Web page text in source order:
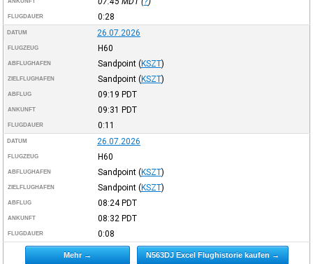
FLUGDAUER 0:28
DATUM 26.07.2026
FLUGZEUG H60
ABFLUGHAFEN Sandpoint (KSZT)
ZIELFLUGHAFEN Sandpoint (KSZT)
ABFLUG 09:19 PDT
ANKUNFT 09:31 PDT
FLUGDAUER 0:11
DATUM 26.07.2026
FLUGZEUG H60
ABFLUGHAFEN Sandpoint (KSZT)
ZIELFLUGHAFEN Sandpoint (KSZT)
ABFLUG 08:24PDT
ANKUNFT 08:32 PDT
FLUGDAUER 0:08
Mehr → N563DJ Excel Flughistorie kaufen →